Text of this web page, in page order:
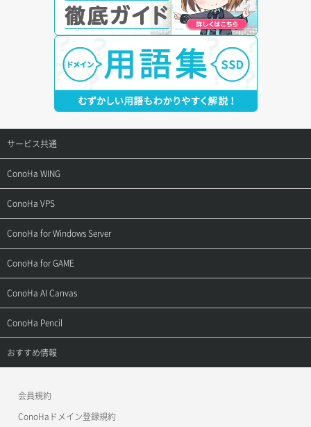
サービス共通
サポートトップ
ご契約・お支払い
用語集
お問い合わせ
ConoHa WING
サポートトップ
ご利用ガイド
お乗り換えガイド
よくある質問
ConoHa VPS
サポートトップ
ご利用ガイド
APIドキュメントVPS2.0
APIドキュメントVPS3.0
ConoHa for Windows Server
サポートトップ
ご利用ガイド
APIドキュメントVPS2.0
APIドキュメントVPS3.0
ConoHa for GAME
サポートトップ
ご利用ガイド
ConoHa AI Canvas
サポートトップ
ご利用ガイド
ConoHa Pencil
サポートトップ
おすすめ情報
会員規約
ConoHaドメイン登録規約